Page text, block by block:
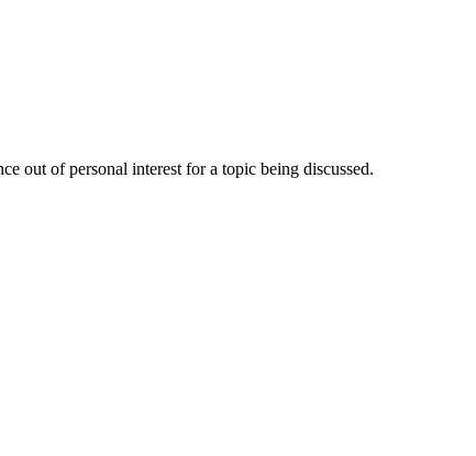
out of personal interest for a topic being discussed.